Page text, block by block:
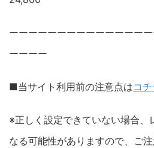
ーーーーーーーーーーーーーー
ーーーー
■当サイト利用前の注意点はコチ
※正しく設定できていない場合、
なる可能性がありますので、ご注